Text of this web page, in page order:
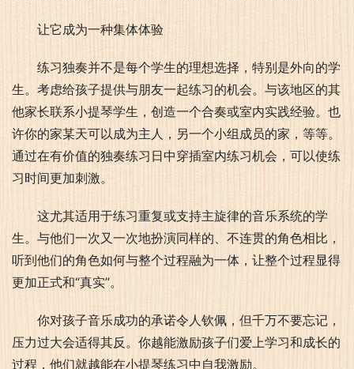
让它成为一种集体体验
练习独奏并不是每个学生的理想选择，特别是外向的学
生。考虑给孩子提供与朋友一起练习的机会。与该地区的其
他家长联系小提琴学生，创造一个合奏或室内实践经验。也
许你的家某天可以成为主人，另一个小组成员的家，等等。
通过在有价值的独奏练习日中穿插室内练习机会，可以使练
习时间更加刺激。
这尤其适用于练习重复或支持主旋律的音乐系统的学
生。与他们一次又一次地扮演同样的、不连贯的角色相比，
听到他们的角色如何与整个过程融为一体，让整个过程显得
更加正式和“真实”。
你对孩子音乐成功的承诺令人钦佩，但千万不要忘记，
压力过大会适得其反。你越能激励孩子们爱上学习和成长的
过程，他们就越能在小提琴练习中自我激励。